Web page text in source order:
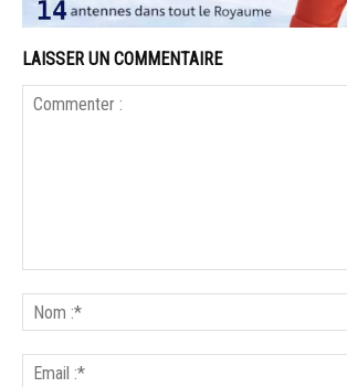
LAISSER UN COMMENTAIRE